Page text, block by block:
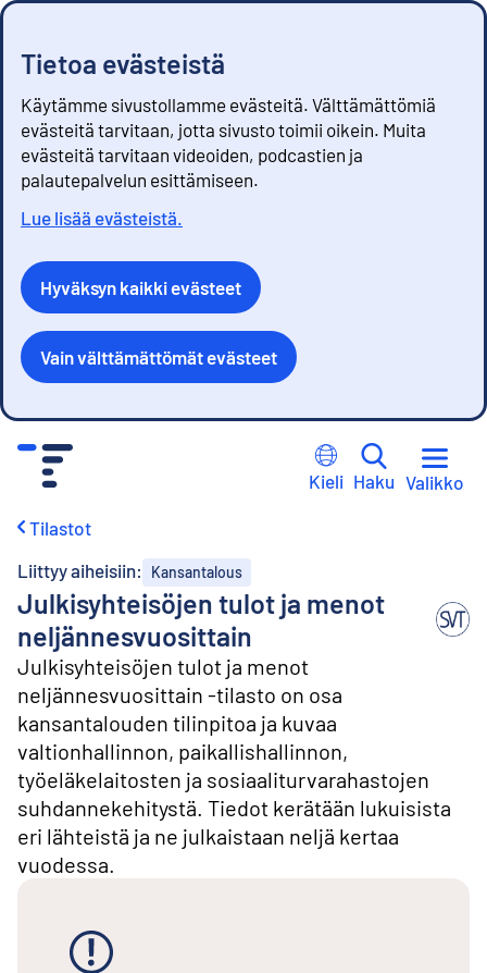
Tietoa evästeistä
Käytämme sivustollamme evästeitä. Välttämättömiä
evästeitä tarvitaan, jotta sivusto toimii oikein. Muita
evästeitä tarvitaan videoiden, podcastien ja
palautepalvelun esittämiseen.
Lue lisää evästeistä.
Hyväksyn kaikki evästeet
Vain välttämättömät evästeet
Kieli Haku Valikko
Tilastot
Liittyy aiheisiin:
Kansantalous
Julkisyhteisöjen tulot ja menot
neljännesvuosittain
Julkisyhteisöjen tulot ja menot
neljännesvuosittain -tilasto on osa
kansantalouden tilinpitoa ja kuvaa
valtionhallinnon, paikallishallinnon,
työeläkelaitosten ja sosiaaliturvarahastojen
suhdannekehitystä. Tiedot kerätään lukuisista
eri lähteistä ja ne julkaistaan neljä kertaa
vuodessa.